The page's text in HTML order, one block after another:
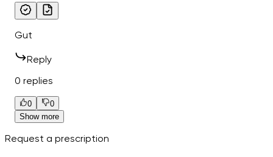
Gut
Reply
0 replies
0
0
Show more
Request a prescription